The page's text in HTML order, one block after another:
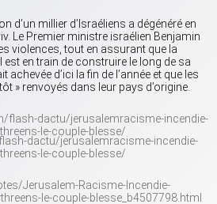
d’un millier d’Israéliens a dégénéré en
Le Premier ministre israélien Benjamin
violences, tout en assurant que la
est en train de construire le long de sa
achevée d’ici la fin de l’année et que les
» renvoyés dans leur pays d’origine.
dactu/jerusalemracisme-incendie-
le-couple-blesse/
Jerusalem-Racisme-Incendie-
le-couple-blesse_b4507798.html